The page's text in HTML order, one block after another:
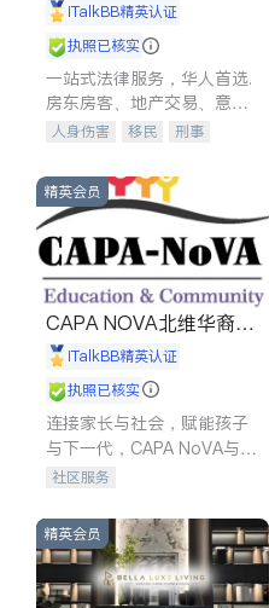
iTalkBB精英认证
执照已核实
一站式法律服务，华人首选.
房东房客、地产交易、意外
伤害、车祸重伤、商业诉
建筑合同、刑事案件全包办
人身伤害 移民
刑事
信托/遗嘱
商业
索赔
律师-其它 保释
精英会员
CAPA NOVA北维华裔家
长会iTalkBB精英认证
执照已核实
连接家长与社会，赋能孩子
与下一代，CAPA NoVA与您
携手建设包容、公平、充满
社区服务
精英会员